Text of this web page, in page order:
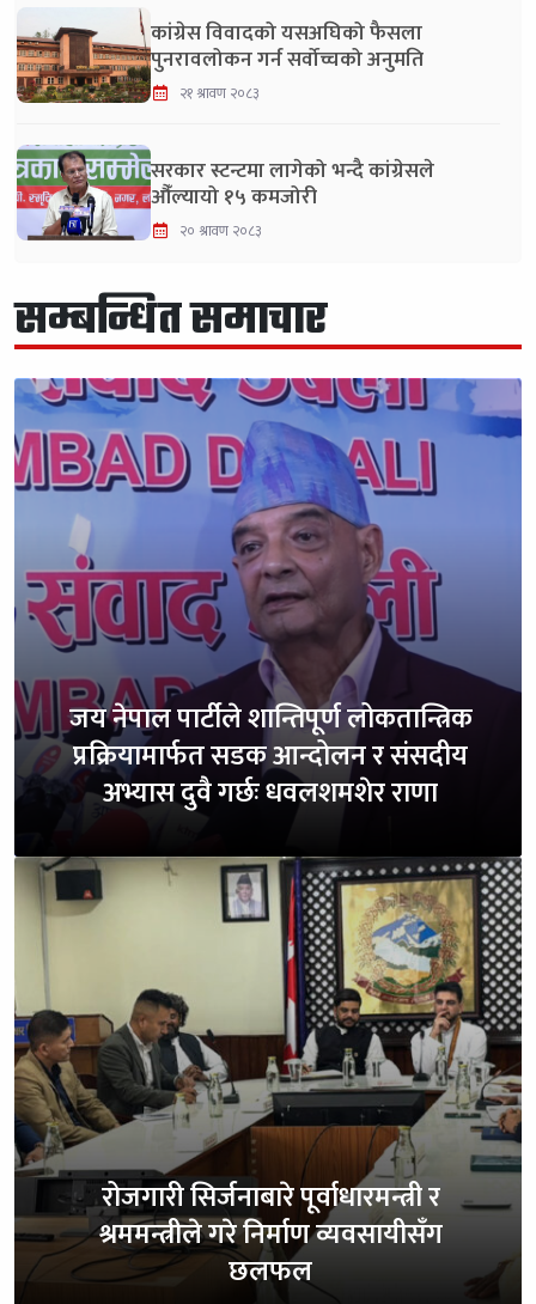
कांग्रेस विवादको यसअघिको फैसला
पुनरावलोकन गर्न सर्वोच्चको अनुमति
२१ श्रावण २०८३
सरकार स्टन्टमा लागेको भन्दै कांग्रेसले
औँल्यायो १५ कमजोरी
२० श्रावण २०८३
सम्बन्धित समाचार
जय नेपाल पार्टीले शान्तिपूर्ण लोकतान्त्रिक
प्रक्रियामार्फत सडक आन्दोलन र संसदीय
अभ्यास दुवै गर्छः धवलशमशेर राणा
रोजगारी सिर्जनाबारे पूर्वाधारमन्त्री र
श्रममन्त्रीले गरे निर्माण व्यवसायीसँग
छलफल